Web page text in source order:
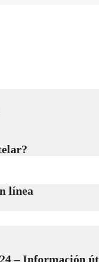
línea
– Información